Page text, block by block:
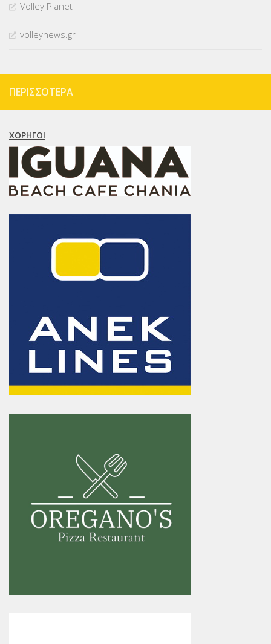
Volley Planet
volleynews.gr
ΠΕΡΙΣΣΌΤΕΡΑ
ΧΟΡΗΓΟΊ